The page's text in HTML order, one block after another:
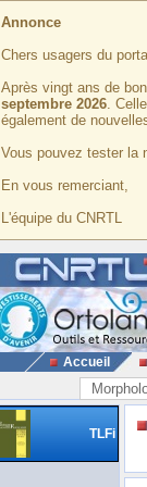
Annonce
Chers usagers du
Après vingt ans de
septembre 2026.
également de
Vous pouvez tester la
En vous remerciant,
L'équipe du CNRTL
Accueil
TLFi